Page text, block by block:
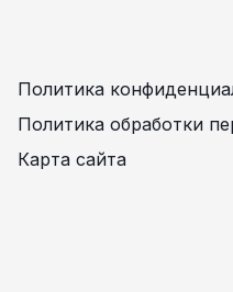
Политика
Политика обработки
Карта сайта